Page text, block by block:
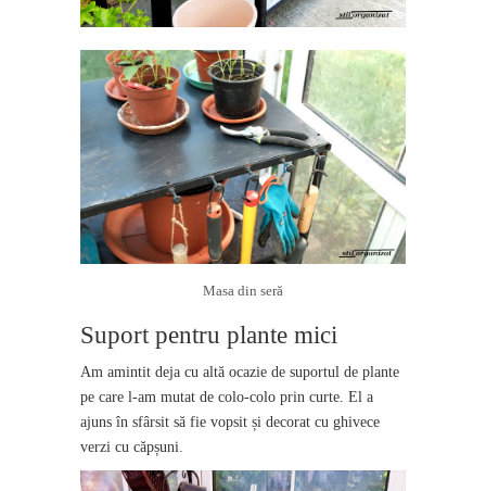
Masa din seră
Suport pentru plante mici
Am amintit deja cu altă ocazie de suportul de plante
pe care l-am mutat de colo-colo prin curte. El a
ajuns în sfârsit să fie vopsit și decorat cu ghivece
verzi cu căpșuni.